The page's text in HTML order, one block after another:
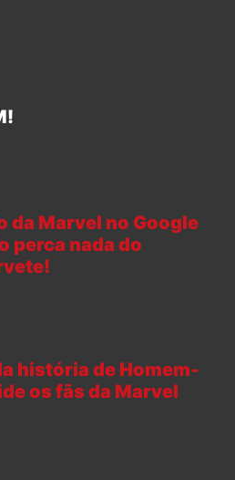
da Marvel no Google
perca nada do
história de Homem-
os fãs da Marvel